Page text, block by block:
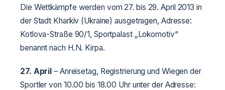
Die Wettkämpfe werden vom 27. bis 29. April 2013 in
der Stadt Kharkiv (Ukraine) ausgetragen, Adresse:
Kotlova-Straße 90/1, Sportpalast „Lokomotiv“
benannt nach H.N. Kirpa.
27. April – Anreisetag, Registrierung und Wiegen der
Sportler von 10.00 bis 18.00 Uhr unter der Adresse: